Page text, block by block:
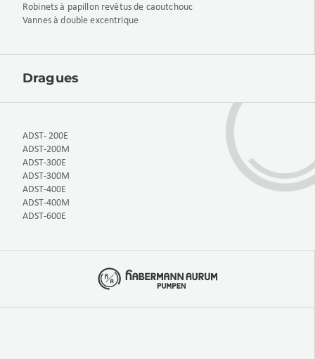
Robinets à papillon revêtus de caoutchouc
Vannes à double excentrique
Dragues
ADST- 200E
ADST-200M
ADST-300E
ADST-300M
ADST-400E
ADST-400M
ADST-600E